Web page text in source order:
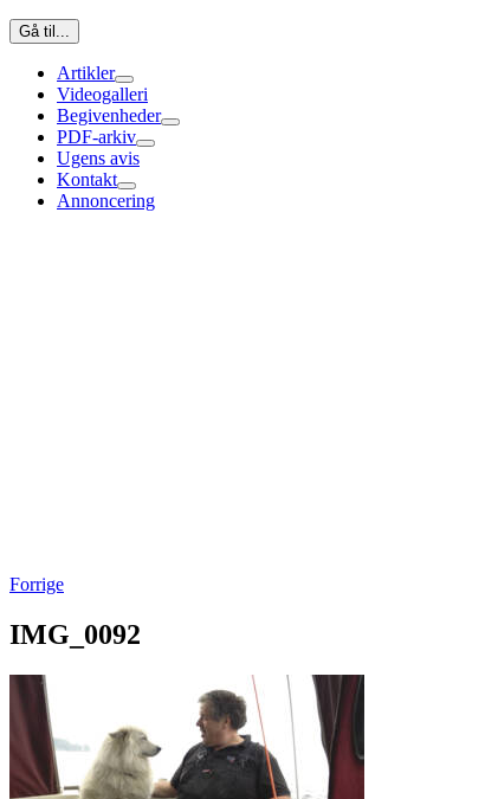
Gå til...
Artikler
Videogalleri
Begivenheder
PDF-arkiv
Ugens avis
Kontakt
Annoncering
Forrige
IMG_0092